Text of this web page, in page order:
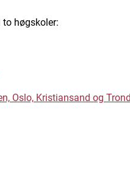
to høgskoler:
Oslo, Kristiansand og